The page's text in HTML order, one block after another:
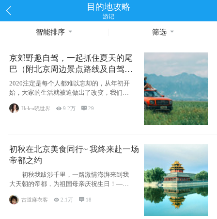
目的地攻略
游记
智能排序 筛选
京郊野趣自驾，一起抓住夏天的尾
巴（附北京周边景点路线及自驾攻
略）
2020注定是每个人都难以忘却的，从年初开
始，大家的生活就被迫做出了改变，我们也
不例外。本来双双辞职是为
Helen晓世界 9.2万 29
初秋在北京美食同行~ 我终来赴一场
帝都之约
初秋我跋涉千里，一路激情澎湃来到我
大天朝的帝都，为祖国母亲庆祝生日！——
古道麻衣客 2.1万  18